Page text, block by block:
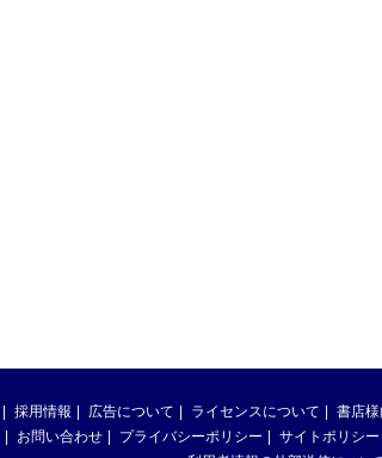
採用情報 広告について ライセンスについて 書店様
お問い合わせ プライバシーポリシー サイトポリシー